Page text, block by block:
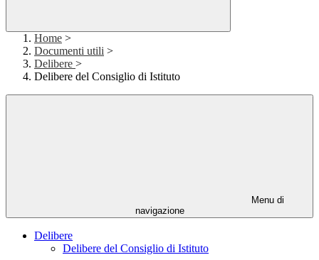
Home >
Documenti utili >
Delibere >
Delibere del Consiglio di Istituto
Menu di
navigazione
Delibere
Delibere del Consiglio di Istituto